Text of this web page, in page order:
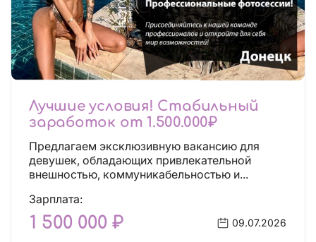
Лучшие условия! Стабильный
заработок от 1.500.000₽
Предлагаем эксклюзивную вакансию для
девушек, обладающих привлекательной
внешностью, коммуникабельностью и...
Зарплата:
1 500 000 ₽ 09.07.2026